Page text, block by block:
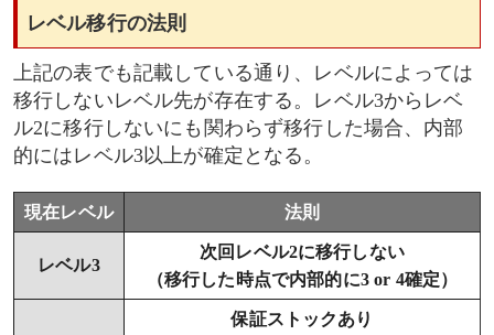
レベル移行の法則
上記の表でも記載している通り、レベルによっては
移行しないレベル先が存在する。レベル3からレベ
ル2に移行しないにも関わらず移行した場合、内部
的にはレベル3以上が確定となる。
現在レベル 法則
レベル3
次回レベル2に移行しない
（移行した時点で内部的に3 or 4確定）
保証ストックあり